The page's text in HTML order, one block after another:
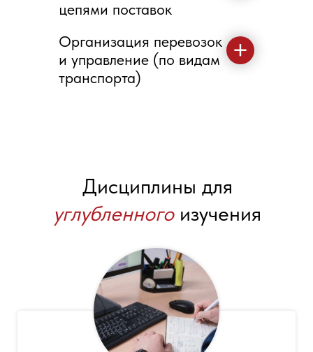
цепями поставок
Организация перевозок
и управление (по видам
транспорта)
Дисциплины для
углубленногоизучения